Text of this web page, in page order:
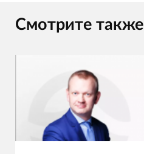
Смотрите также